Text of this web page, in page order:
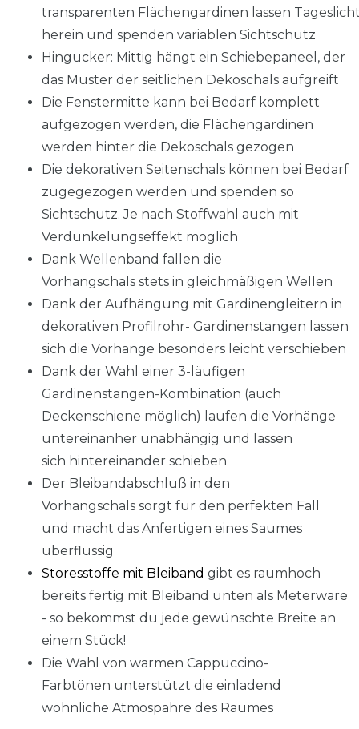
transparenten Flächengardinen lassen
herein und spenden variablen Sichtschutz
Hingucker: Mittig hängt ein Schiebepaneel, der
das Muster der seitlichen Dekoschals aufgreift
Die Fenstermitte kann bei Bedarf komplett
aufgezogen werden, die Flächengardinen
werden hinter die Dekoschals gezogen
Die dekorativen Seitenschals können bei Bedarf
zugegezogen werden und spenden so
Sichtschutz. Je nach Stoffwahl auch mit
Verdunkelungseffekt möglich
Dank Wellenband fallen die
Vorhangschals stets in gleichmäßigen Wellen
Dank der Aufhängung mit Gardinengleitern in
dekorativen Profilrohr- Gardinenstangen lassen
sich die Vorhänge besonders leicht verschieben
Dank der Wahl einer 3-läufigen
Gardinenstangen-Kombination (auch
Deckenschiene möglich) laufen die Vorhänge
untereinanher unabhängig und lassen
sich hintereinander schieben
Der Bleibandabschluß in den
Vorhangschals sorgt für den perfekten Fall
und macht das Anfertigen eines Saumes
überflüssig
Storesstoffe mit Bleiband gibt es raumhoch
bereits fertig mit Bleiband unten als Meterware
- so bekommst du jede gewünschte Breite an
einem Stück!
Die Wahl von warmen Cappuccino-
Farbtönen unterstützt die einladend
wohnliche Atmospähre des Raumes